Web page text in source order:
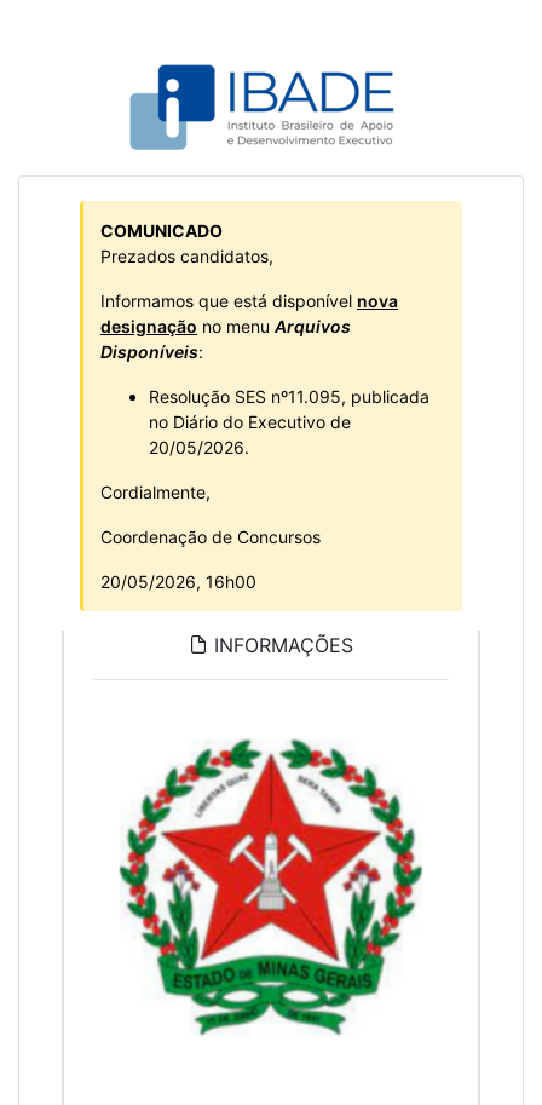
COMUNICADO
Prezados candidatos,
Informamos que está disponível nova
designação no menu Arquivos
Disponíveis:
Resolução SES nº11.095, publicada
no Diário do Executivo de
20/05/2026.
Cordialmente,
Coordenação de Concursos
20/05/2026, 16h00
INFORMAÇÕES